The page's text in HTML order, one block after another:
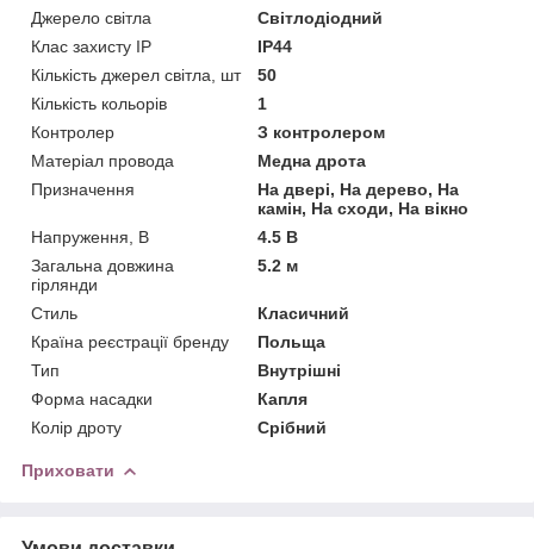
Джерело світла
Світлодіодний
Клас захисту IP
IP44
Кількість джерел світла, шт
50
Кількість кольорів
1
Контролер
З контролером
Матеріал провода
Медна дрота
Призначення
На двері, На дерево, На
камін, На сходи, На вікно
Напруження, В
4.5 В
Загальна довжина
гірлянди
5.2 м
Стиль
Класичний
Країна реєстрації бренду
Польща
Тип
Внутрішні
Форма насадки
Капля
Колір дроту
Срібний
Приховати